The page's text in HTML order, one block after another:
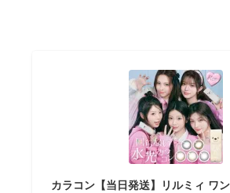
カラコン【当日発送】リルミィ ワ